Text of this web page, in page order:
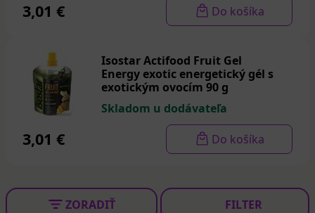
3,01 € Do košíka
Isostar Actifood Fruit Gel
Energy exotic energetický gél s
exotickým ovocím 90 g
Skladom u dodávateľa
3,01 € Do košíka
ZORADIŤ FILTER